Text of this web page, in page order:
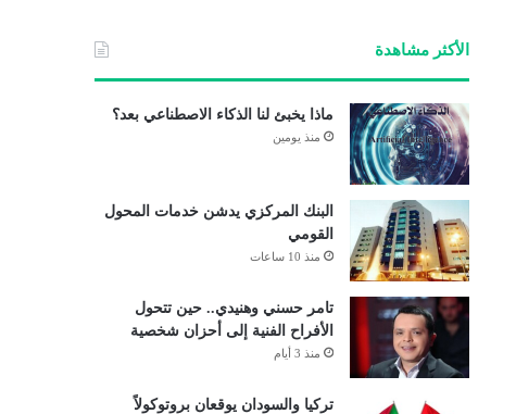
الأكثر مشاهدة
ماذا يخبئ لنا الذكاء الاصطناعي بعد؟
منذ يومين
البنك المركزي يدشن خدمات المحول
القومي
منذ 10 ساعات
تامر حسني وهنيدي.. حين تتحول
الأفراح الفنية إلى أحزان شخصية
منذ 3 أيام
تركيا والسودان يوقعان بروتوكولاً